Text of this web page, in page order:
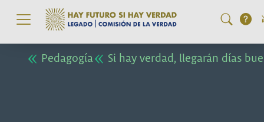
Pedagogía Si hay verdad, llegarán días